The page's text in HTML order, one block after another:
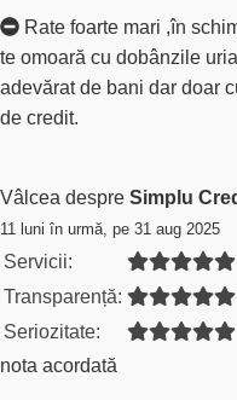
Rate foarte mari ,în
te omoară cu dobânzile
adevărat de bani dar doar
de credit.
Vâlcea despre Simplu
11 luni în urmă, pe 31 aug 2025
Servicii:
Transparență:
Seriozitate:
nota acordată